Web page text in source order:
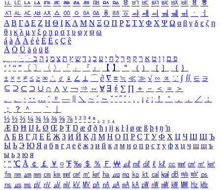
ㅥ ㅦ ㅧ ㅨ ㅩ ㅪ ㅫ ㅬ ㅭ ㅮ ㅯ ㅰ ㅱ ㅲ ㅳ ㅴ ㅵ ㅶ ㅷ ㅸ
ㅹ
ㅺ ㅻ ㅼ ㅽ ㅾ ㅿ ㆀ ㆁ ㆂ ㆃ ㆄ ㆅ ㆆ ㆇ ㆈ ㆉ ㆊ ㆋ ㆌ ㆍ
ㆎ
Α Β ΓΔ Ε Ζ Η Θ Ι ΚΛ Μ Ν Ξ Ο Π Ρ Σ ΤΥ Φ Χ Ψ Ω α β γ δ ε ζ η
θ ι κ λ μ ν ξ ο π ρ σ τ υ φ χ ψ ω
á à Á À é è É È ç Ç ê
Ä Ö Ü ä ö ü ß
ִֶֹ ֻּ ׁׂ פ ם ן ו ט א ר ק ף ך ל ח י ע כ ג ד ש ץ ת צ מ נ ה ב
‘ ’ “ ” 〔 〕 〈 〉 「 」 『 』 【 】 ＂ （ ） ［ ］ ｛ ｝
± × ÷ ≠ ≤ ≥ ∞ ∴ ♂ ♀ ∠ ⊥ ⌒ ∂ ∇ ≡ ≒ ≪ ≫ √ ∽ ∝ ∵ ∫ ∬ ∈ ∋
⊆ ⊇ ⊂ ⊃ ∪ ∩ ∧ ∨ ￢ ⇒ ⇔ ∀ ∃ ∮ ∑ ∏ ＋ － ＜ ＝
＞
、
。 · ‥ … ¨ 〃 ― ＼ ∼ ´ ～ ˇ ˘ ˝ ˚ ˙ ¸ ¡ ¿ ː ！ ＇ ， ． ／
：
；
？ ＾ ｀
½ ⅓ ⅔ ¼ ¾ ⅛ ⅜ ⅝ ⅞ ¹ ² ³ ⁴ ⁿ ₁ ₂ ₃ ₄
Æ Ð Ħ Ĳ Ł Ø Œ Þ Ŧ Ŋ æ đ ð ħ ı ĳ ĸ ŀ ł ø œ ß þ ŧ ŋ ŉ
А Б В Г Д Е Ё Ж З И Й К Л М Н О П Р С Т У Ф Х Ц Ч Ш Щ Ъ
Ы Ь Э Ю Я а б в г д е ё ж з и й к л м н о п р с т у ф х ц ч ш щ ъ
ы ь э ю я
′ ″ ℃ Å ￠ ￡ ￥ ¤ ℉ ‰ ＄ ％ Ｆ ￦ ㎕ ㎖ ㎗ ℓ ㎘ ㏄ ㎣ ㎤ ㎥ ㎦
㎙ ㎚ ㎛ ㎜ ㎝ ㎞ ㎟ ㎠ ㎡ ㎢ ㏊ ㎍ ㎎ ㎏ ㏏ ㎈ ㎉ ㏈ ㎧ ㎨ ㎰
㎱ ㎲ ㎳ ㎴ ㎵ ㎶ ㎷ ㎸ ㎹ ㎀ ㎁ ㎂ ㎃ ㎄ ㎺ ㎻ ㎽ ㎾ ㎿ ㎐ ㎑